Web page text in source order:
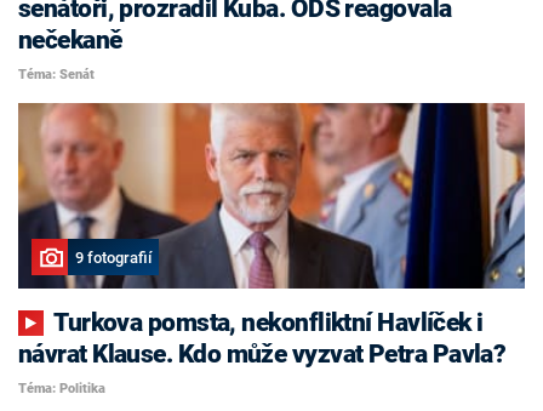
senátoři, prozradil Kuba. ODS reagovala
nečekaně
Téma: Senát
9 fotografií
Turkova pomsta, nekonfliktní Havlíček i
návrat Klause. Kdo může vyzvat Petra Pavla?
Téma: Politika